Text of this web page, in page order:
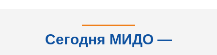
Сегодня МИДО —